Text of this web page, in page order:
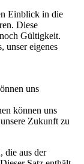
Einblick in die
Diese
Gültigkeit.
unser eigenes
uns
können uns
Zukunft zu
die aus der